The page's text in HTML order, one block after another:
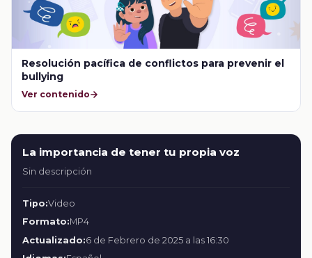
Resolución pacífica de conflictos para prevenir el
bullying
Ver contenido
La importancia de tener tu propia voz
Sin descripción
Tipo:Video
Formato:MP4
Actualizado:6 de Febrero de 2025 a las 16:30